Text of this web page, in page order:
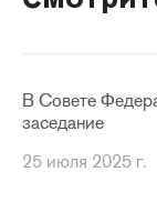
В Совете
заседание
25 июля 2025 г.